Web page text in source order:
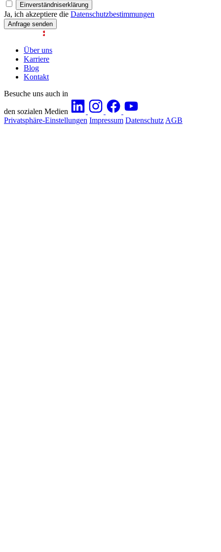
Einverständniserklärung
Ja, ich akzeptiere die Datenschutzbestimmungen
Anfrage senden
Über uns
Karriere
Blog
Kontakt
Besuche uns auch in
den sozialen Medien
Privatsphäre-Einstellungen Impressum Datenschutz AGB